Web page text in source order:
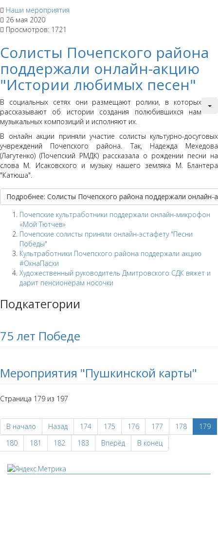
Наши мероприятия
26 мая 2020
Просмотров: 1721
Солисты Почепского района
поддержали онлайн-акцию
"Истории любимых песен"
В социальных сетях они размещают ролики, в которых
рассказывают об истории создания полюбившихся нам
музыкальных композиций и исполняют их.
В онлайн акции приняли участие солисты культурно-досуговых
учвреждений Почепского района. Так, Надежда Мехедова
(Лагутенко) (Почепский РМДК) рассказала о рождении песни на
слова М. Исаковского и музыку нашего земляка М. Блантера
"Катюша".
Подробнее: Солисты Почепского района поддержали
Почепские культработники поддержали онлайн-микрофон
«Мой Тютчев»
Почепские солисты приняли онлайн-эстафету "Песни
Победы"
Культработники Почепского района поддержали акцию
#ОкнаПасхи
Художественный руководитель Дмитровского CДК вяжет и
дарит пенсионерам носочки
Подкатегории
75 лет Победе
Мероприятия "Пушкинской карты"
Страница 179 из 197
В начало Назад 174 175 176 177 178
179
180
181 182 183 Вперёд В конец